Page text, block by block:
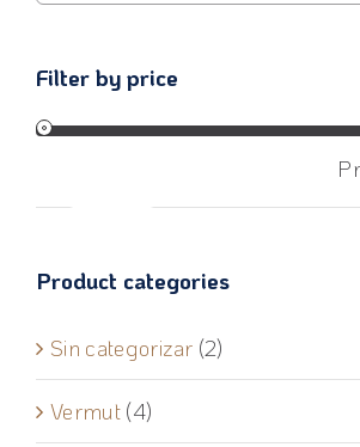
Filter by price
Product categories
Sin categorizar (2)
Vermut (4)